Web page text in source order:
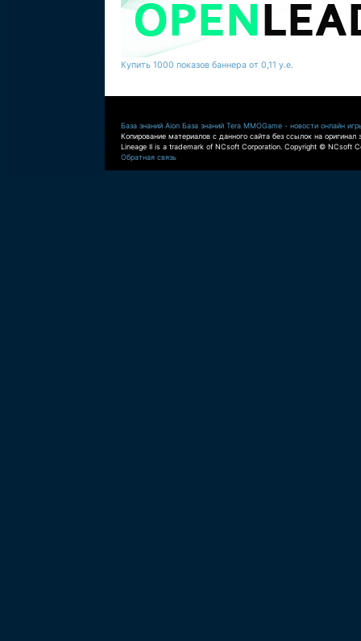
Купить 1000 показов баннера от 0,11 у.е.
База знаний Aion База знаний Tera MMOGame - новости онлайн
Копирование материалов с данного сайта без ссылок на оригинал
Lineage II is a trademark of NCsoft Corporation. Copyright © NCsoft
Обратная связь